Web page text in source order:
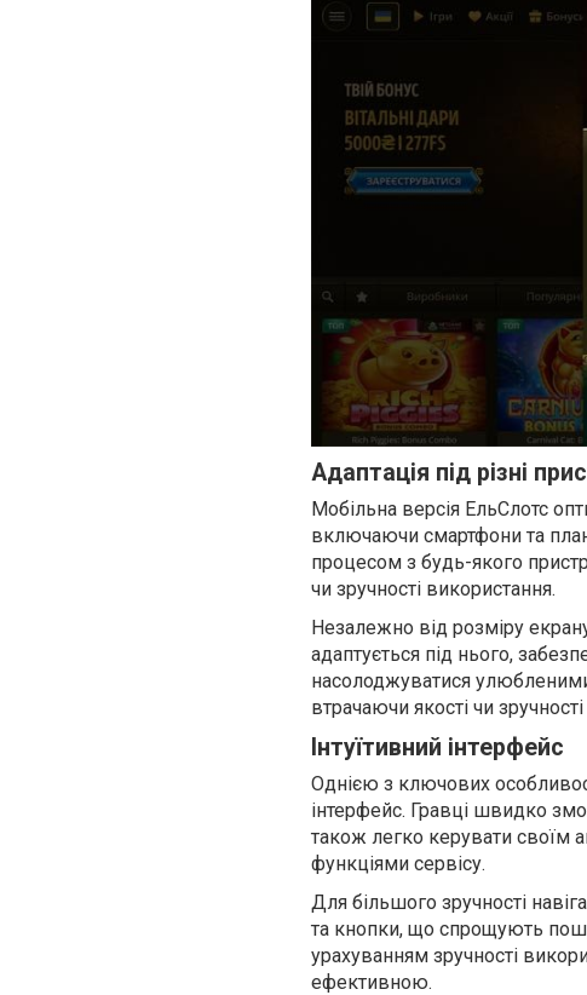
Адаптація під різні
Мобільна версія ЕльСлотс
включаючи смартфони та
процесом з будь-якого
чи зручності використання.
Незалежно від розміру
адаптується під нього,
насолоджуватися
втрачаючи якості чи
Інтуїтивний інтерфейс
Однією з ключових
інтерфейс. Гравці швидко
також легко керувати своїм
функціями сервісу.
Для більшого зручності
та кнопки, що спрощують
урахуванням зручності
ефективною.